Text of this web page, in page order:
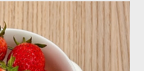
6g 80g 乾酵母 3.3g 10g --------- 吉
---------- 細砂糖 4g 13g 170g 粗砂
蜂蜜 7g 22g 290g 沙拉油 4g
奶油 4.5g 14g 205g 酥油 4g 13g